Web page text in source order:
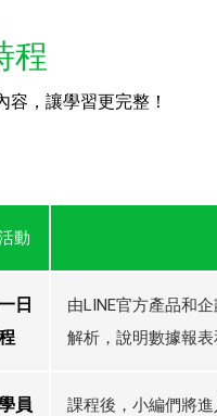
程
容，讓學習更完整！
動
日
由LINE官方產品和
解析，說明數據報表
員
課程後，小編們將